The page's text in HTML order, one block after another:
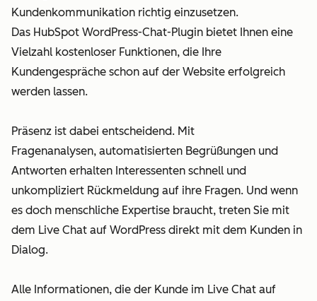
Kundenkommunikation richtig einzusetzen.
Das HubSpot WordPress-Chat-Plugin bietet Ihnen eine
Vielzahl kostenloser Funktionen, die Ihre
Kundengespräche schon auf der Website erfolgreich
werden lassen.
Präsenz ist dabei entscheidend. Mit
Fragenanalysen, automatisierten Begrüßungen und
Antworten erhalten Interessenten schnell und
unkompliziert Rückmeldung auf ihre Fragen. Und wenn
es doch menschliche Expertise braucht, treten Sie mit
dem Live Chat auf WordPress direkt mit dem Kunden in
Dialog.
Alle Informationen, die der Kunde im Live Chat auf